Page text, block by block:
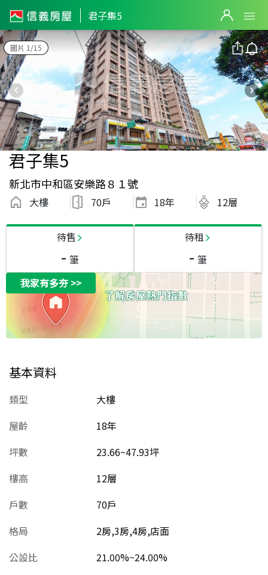
君子集5
圖片 1/15
君子集5
新北市中和區安樂路８１號
大樓 70戶 18年 12層
待售
- 筆
待租
- 筆
我家有多夯>>
基本資料
類型
大樓
屋齡
18年
坪數
23.66~47.93坪
樓高
12層
戶數
70戶
格局
2房,3房,4房,店面
公設比
21.00%~24.00%